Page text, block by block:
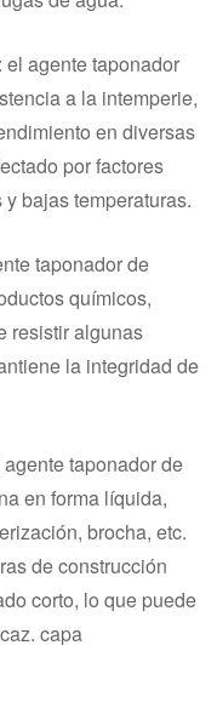
agente taponador
a la intemperie,
en diversas
por factores
bajas temperaturas.
taponador de
químicos,
resistir algunas
la integridad de
taponador de
en forma líquida,
brocha, etc.
de construcción
corto, lo que puede
capa